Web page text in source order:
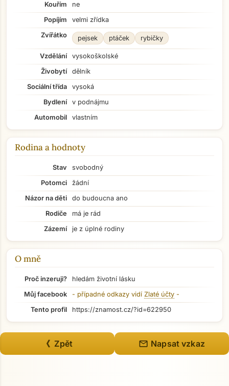
Kouřím
ne
Popíjím
velmi zřídka
Zvířátko
pejsek ptáček rybičky
Vzdělání
vysokoškolské
Živobytí
dělník
Sociální třída
vysoká
Bydlení
v podnájmu
Automobil
vlastním
Rodina a hodnoty
Stav
svobodný
Potomci
žádní
Názor na děti
do budoucna ano
Rodiče
má je rád
Zázemí
je z úplné rodiny
O mně
Proč inzeruji?
hledám životní lásku
Můj facebook
- případné odkazy vidí Zlaté účty -
Tento profil
https://znamost.cz/?id=622950
《 Zpět mail Napsat vzkaz